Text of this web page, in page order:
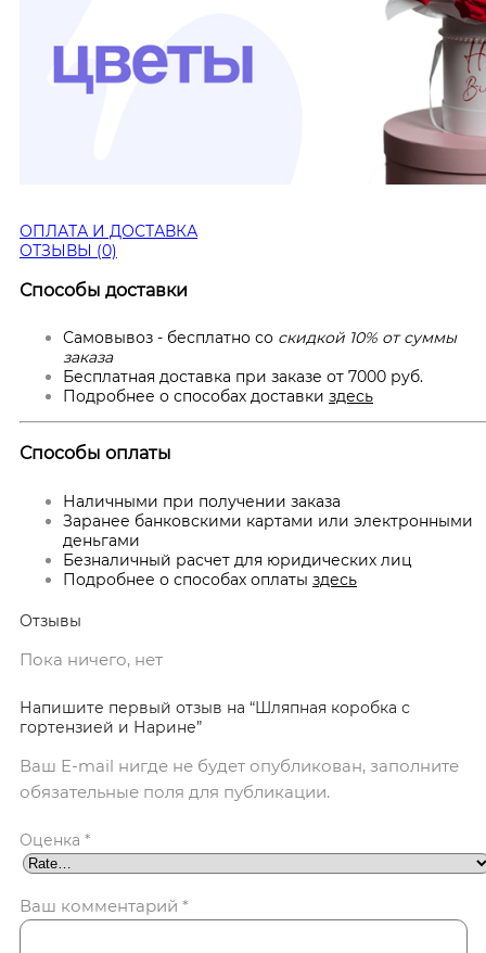
ОПЛАТА И ДОСТАВКА
ОТЗЫВЫ (0)
Способы доставки
Самовывоз - бесплатно со скидкой 10% от суммы
заказа
Бесплатная доставка при заказе от 7000 руб.
Подробнее о способах доставки здесь
Способы оплаты
Наличными при получении заказа
Заранее банковскими картами или электронными
деньгами
Безналичный расчет для юридических лиц
Подробнее о способах оплаты здесь
Отзывы
Пока ничего, нет
Напишите первый отзыв на “Шляпная коробка с
гортензией и Нарине”
Ваш E-mail нигде не будет опубликован, заполните
обязательные поля для публикации.
Оценка *
Ваш комментарий *